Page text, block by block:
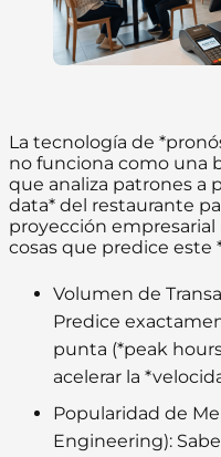
La tecnología de
no funciona como una
que analiza patrones a
data* del restaurante
proyección empresarial
cosas que predice este
Volumen de
Predice
punta (*peak
acelerar la
Popularidad de
Engineering):